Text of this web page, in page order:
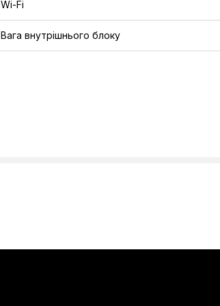
Wi-Fi
Вага внутрішнього блоку
Споживана потужність (охолодження/нагрів)